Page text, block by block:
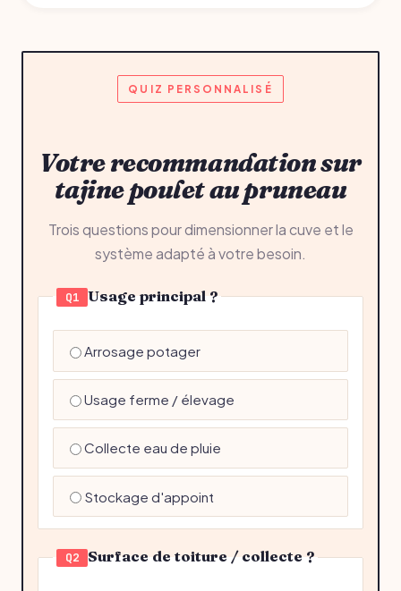
QUIZ PERSONNALISÉ
Votre recommandation sur
tajine poulet au pruneau
Trois questions pour dimensionner la cuve et le
système adapté à votre besoin.
Q1 Usage principal ?
Arrosage potager
Usage ferme / élevage
Collecte eau de pluie
Stockage d'appoint
Q2 Surface de toiture / collecte ?